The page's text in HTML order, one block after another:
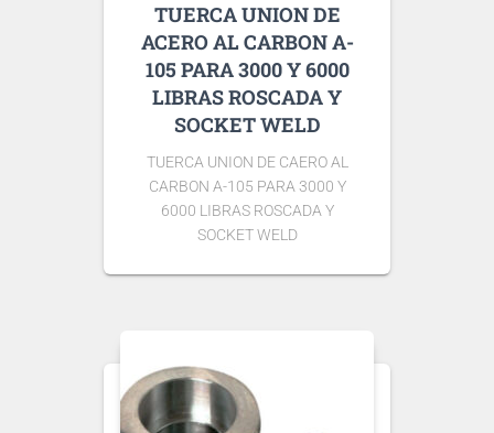
TUERCA UNION DE
ACERO AL CARBON A-
105 PARA 3000 Y 6000
LIBRAS ROSCADA Y
SOCKET WELD
TUERCA UNION DE CAERO AL
CARBON A-105 PARA 3000 Y
6000 LIBRAS ROSCADA Y
SOCKET WELD